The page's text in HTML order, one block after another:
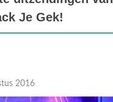
Je Gek!
2016